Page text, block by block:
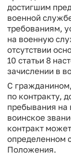
достигшим
военной
требованиям,
на военную
отсутствии
10 статьи 8
зачислении в
С
по контракту,
пребывания
воинское
контракт
определенном
Положения.